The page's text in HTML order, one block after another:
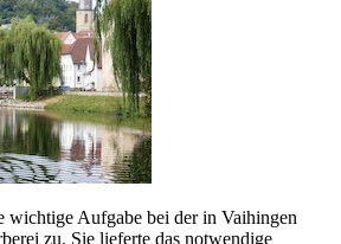
wichtige Aufgabe bei der in Vaihingen
zu. Sie lieferte das notwendige